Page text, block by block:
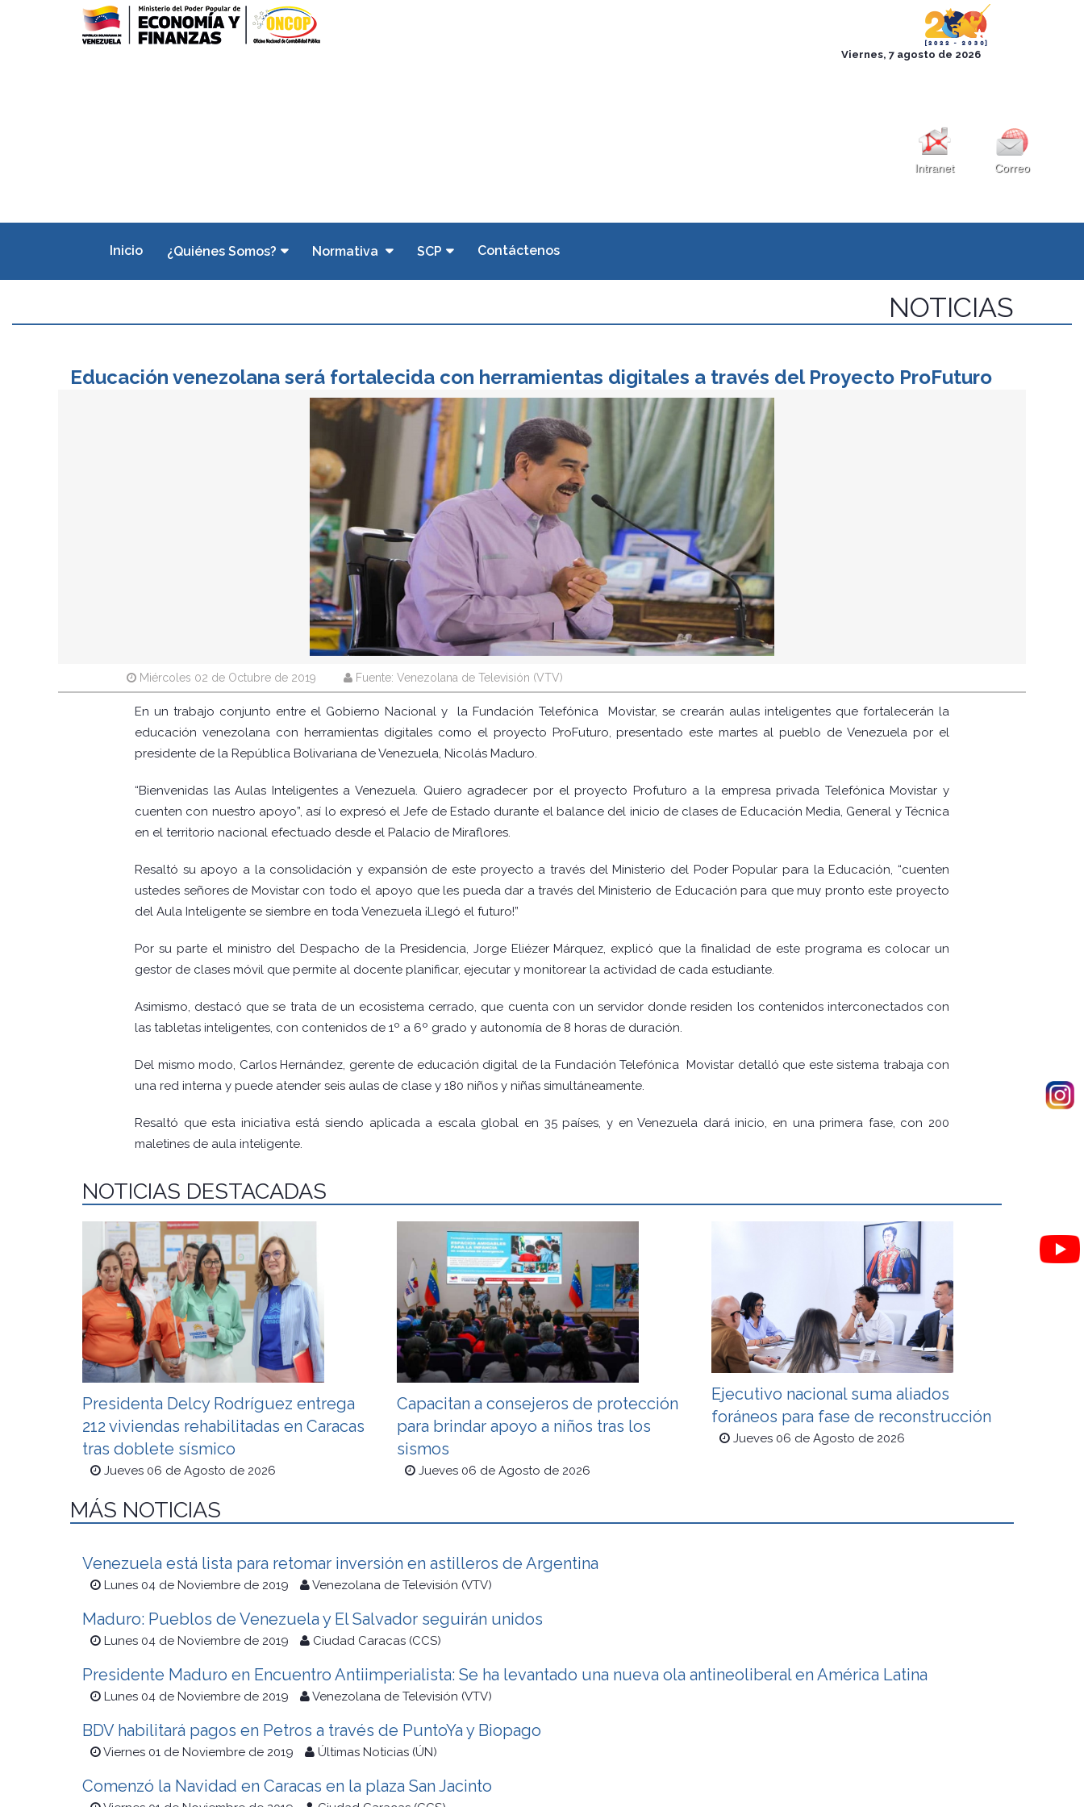
Correo
Intranet
Inicio ¿Quiénes Somos? Normativa SCP Contáctenos
NOTICIAS
Educación venezolana será fortalecida con herramientas digitales a través del Proyecto ProFuturo
Miércoles 02 de Octubre de 2019 Fuente: Venezolana de Televisión (VTV)
En un trabajo conjunto entre el Gobierno Nacional y la Fundación Telefónica Movistar, se crearán aulas inteligentes que fortalecerán la
educación venezolana con herramientas digitales como el proyecto ProFuturo, presentado este martes al pueblo de Venezuela por el
presidente de la República Bolivariana de Venezuela, Nicolás Maduro.
“Bienvenidas las Aulas Inteligentes a Venezuela. Quiero agradecer por el proyecto Profuturo a la empresa privada Telefónica Movistar y
cuenten con nuestro apoyo”, así lo expresó el Jefe de Estado durante el balance del inicio de clases de Educación Media, General y Técnica
en el territorio nacional efectuado desde el Palacio de Miraflores.
Resaltó su apoyo a la consolidación y expansión de este proyecto a través del Ministerio del Poder Popular para la Educación, “cuenten
ustedes señores de Movistar con todo el apoyo que les pueda dar a través del Ministerio de Educación para que muy pronto este proyecto
del Aula Inteligente se siembre en toda Venezuela ¡Llegó el futuro!”
Por su parte el ministro del Despacho de la Presidencia, Jorge Eliézer Márquez, explicó que la finalidad de este programa es colocar un
gestor de clases móvil que permite al docente planificar, ejecutar y monitorear la actividad de cada estudiante.
Asimismo, destacó que se trata de un ecosistema cerrado, que cuenta con un servidor donde residen los contenidos interconectados con
las tabletas inteligentes, con contenidos de 1º a 6º grado y autonomía de 8 horas de duración.
Del mismo modo, Carlos Hernández, gerente de educación digital de la Fundación Telefónica Movistar detalló que este sistema trabaja con
una red interna y puede atender seis aulas de clase y 180 niños y niñas simultáneamente.
Resaltó que esta iniciativa está siendo aplicada a escala global en 35 países, y en Venezuela dará inicio, en una primera fase, con 200
maletines de aula inteligente.
NOTICIAS DESTACADAS
Presidenta Delcy Rodríguez entrega
212 viviendas rehabilitadas en Caracas
tras doblete sísmico
Jueves 06 de Agosto de 2026
Capacitan a consejeros de protección
para brindar apoyo a niños tras los
sismos
Jueves 06 de Agosto de 2026
Ejecutivo nacional suma aliados
foráneos para fase de reconstrucción
Jueves 06 de Agosto de 2026
MÁS NOTICIAS
Venezuela está lista para retomar inversión en astilleros de Argentina
Lunes 04 de Noviembre de 2019 Venezolana de Televisión (VTV)
Maduro: Pueblos de Venezuela y El Salvador seguirán unidos
Lunes 04 de Noviembre de 2019 Ciudad Caracas (CCS)
Presidente Maduro en Encuentro Antiimperialista: Se ha levantado una nueva ola antineoliberal en América Latina
Lunes 04 de Noviembre de 2019 Venezolana de Televisión (VTV)
BDV habilitará pagos en Petros a través de PuntoYa y Biopago
Viernes 01 de Noviembre de 2019 Últimas Noticias (ÚN)
Comenzó la Navidad en Caracas en la plaza San Jacinto